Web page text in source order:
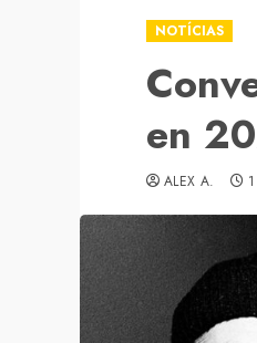
NOTÍCIAS
en
ALEX A.